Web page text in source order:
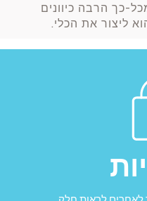
כך הרבה כיוונים
ליצור את הכלי.